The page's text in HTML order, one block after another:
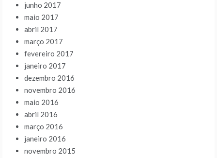
junho 2017
maio 2017
abril 2017
março 2017
fevereiro 2017
janeiro 2017
dezembro 2016
novembro 2016
maio 2016
abril 2016
março 2016
janeiro 2016
novembro 2015